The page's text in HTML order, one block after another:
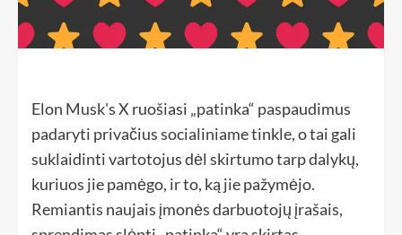
Elon Musk's X ruošiasi „patinka“ paspaudimus
padaryti privačius socialiniame tinkle, o tai gali
suklaidinti vartotojus dėl skirtumo tarp dalykų,
kuriuos jie pamėgo, ir to, ką jie pažymėjo.
Remiantis naujais įmonės darbuotojų įrašais,